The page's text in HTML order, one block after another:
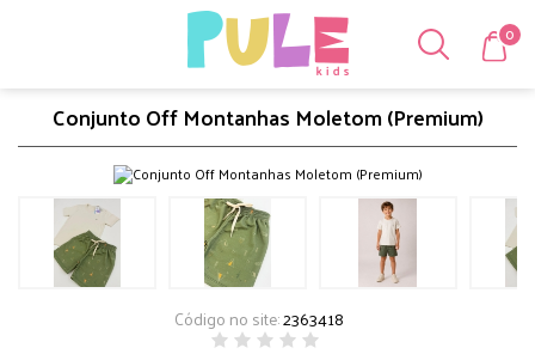
0
Conjunto Off Montanhas Moletom (Premium)
Código no site:2363418